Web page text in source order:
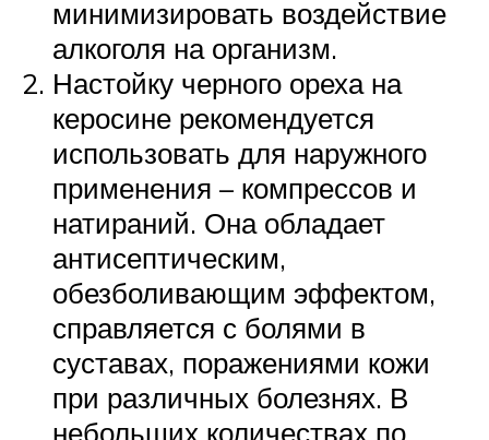
минимизировать воздействие
алкоголя на организм.
Настойку черного ореха на
керосине рекомендуется
использовать для наружного
применения – компрессов и
натираний. Она обладает
антисептическим,
обезболивающим эффектом,
справляется с болями в
суставах, поражениями кожи
при различных болезнях. В
небольших количествах по